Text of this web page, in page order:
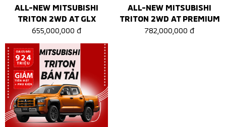
ALL-NEW MITSUBISHI
TRITON 2WD AT GLX
655,000,000 đ
ALL-NEW MITSUBISHI
TRITON 2WD AT PREMIUM
782,000,000 đ